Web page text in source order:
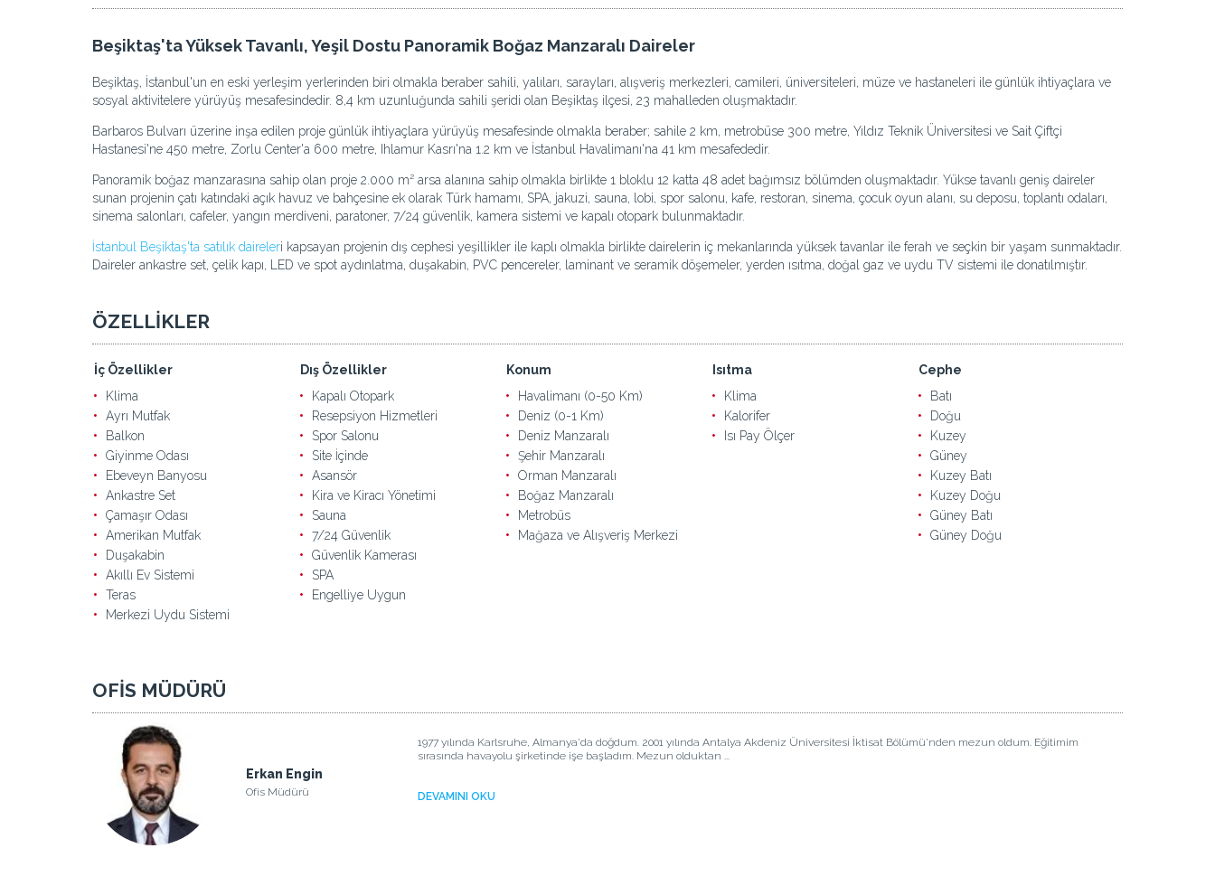
Beşiktaş'ta Yüksek Tavanlı, Yeşil Dostu Panoramik Boğaz Manzaralı Daireler
Beşiktaş, İstanbul'un en eski yerleşim yerlerinden biri olmakla beraber sahili, yalıları, sarayları, alışveriş merkezleri, camileri, üniversiteleri, müze ve hastaneleri ile günlük ihtiyaçlara ve
sosyal aktivitelere yürüyüş mesafesindedir. 8,4 km uzunluğunda sahili şeridi olan Beşiktaş ilçesi, 23 mahalleden oluşmaktadır.
Barbaros Bulvarı üzerine inşa edilen proje günlük ihtiyaçlara yürüyüş mesafesinde olmakla beraber; sahile 2 km, metrobüse 300 metre, Yıldız Teknik Üniversitesi ve Sait Çiftçi
Hastanesi'ne 450 metre, Zorlu Center'a 600 metre, Ihlamur Kasrı'na 1.2 km ve İstanbul Havalimanı'na 41 km mesafededir.
Panoramik boğaz manzarasına sahip olan proje 2.000 m² arsa alanına sahip olmakla birlikte 1 bloklu 12 katta 48 adet bağımsız bölümden oluşmaktadır. Yükse tavanlı geniş daireler
sunan projenin çatı katındaki açık havuz ve bahçesine ek olarak Türk hamamı, SPA, jakuzi, sauna, lobi, spor salonu, kafe, restoran, sinema, çocuk oyun alanı, su deposu, toplantı odaları,
sinema salonları, cafeler, yangın merdiveni, paratoner, 7/24 güvenlik, kamera sistemi ve kapalı otopark bulunmaktadır.
İstanbul Beşiktaş'ta satılık daireleri kapsayan projenin dış cephesi yeşillikler ile kaplı olmakla birlikte dairelerin iç mekanlarında yüksek tavanlar ile ferah ve seçkin bir yaşam sunmaktadır.
Daireler ankastre set, çelik kapı, LED ve spot aydınlatma, duşakabin, PVC pencereler, laminant ve seramik döşemeler, yerden ısıtma, doğal gaz ve uydu TV sistemi ile donatılmıştır.
ÖZELLİKLER
İç Özellikler
Klima
Ayrı Mutfak
Balkon
Giyinme Odası
Ebeveyn Banyosu
Ankastre Set
Çamaşır Odası
Amerikan Mutfak
Duşakabin
Akıllı Ev Sistemi
Teras
Merkezi Uydu Sistemi
Dış Özellikler
Kapalı Otopark
Resepsiyon Hizmetleri
Spor Salonu
Site İçinde
Asansör
Kira ve Kiracı Yönetimi
Sauna
7/24 Güvenlik
Güvenlik Kamerası
SPA
Engelliye Uygun
Konum
Havalimanı (0-50 Km)
Deniz (0-1 Km)
Deniz Manzaralı
Şehir Manzaralı
Orman Manzaralı
Boğaz Manzaralı
Metrobüs
Mağaza ve Alışveriş Merkezi
Isıtma
Klima
Kalorifer
Isı Pay Ölçer
Cephe
Batı
Doğu
Kuzey
Güney
Kuzey Batı
Kuzey Doğu
Güney Batı
Güney Doğu
OFİS MÜDÜRÜ
Erkan Engin
Ofis Müdürü
1977 yılında Karlsruhe, Almanya'da doğdum. 2001 yılında Antalya Akdeniz Üniversitesi İktisat Bölümü'nden mezun oldum. Eğitimim
sırasında havayolu şirketinde işe başladım. Mezun olduktan ...
DEVAMINI OKU